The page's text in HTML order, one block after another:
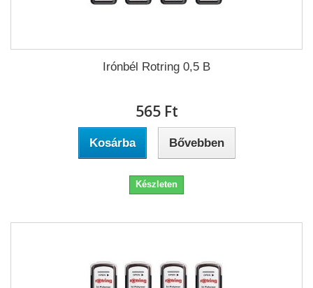
Irónbél Rotring 0,5 B
565 Ft‎
Kosárba Bővebben
Készleten